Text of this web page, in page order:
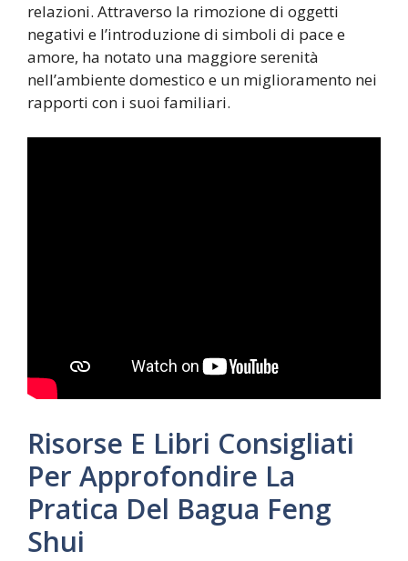
relazioni. Attraverso la rimozione di oggetti
negativi e l’introduzione di simboli di pace e
amore, ha notato una maggiore serenità
nell’ambiente domestico e un miglioramento nei
rapporti con i suoi familiari.
Risorse E Libri Consigliati
Per Approfondire La
Pratica Del Bagua Feng
Shui